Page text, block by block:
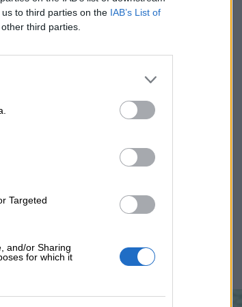
to third parties on the IAB’s List of
third parties.
Targeted
and/or Sharing
for which it
και